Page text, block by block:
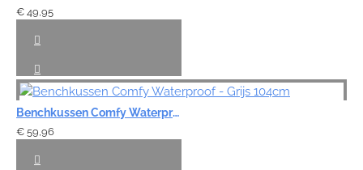
€ 49,95
Benchkussen Comfy Waterproof - Grijs 104cm
€ 59,96